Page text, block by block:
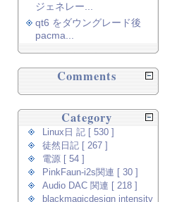
ジェネレー...
qt6 をダウングレード後
pacma...
Comments
Category
Linux日 記 [ 530 ]
徒然日記 [ 267 ]
電源 [ 54 ]
PinkFaun-i2s関連 [ 30 ]
Audio DAC 関連 [ 218 ]
blackmagicdesign intensity